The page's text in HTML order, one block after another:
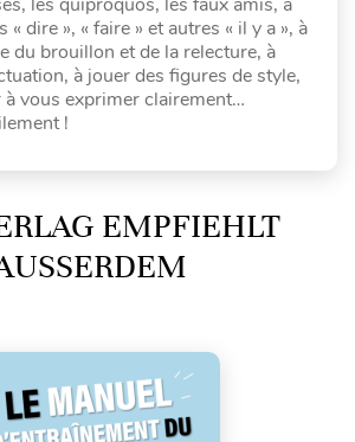
« dire », « faire » et autres « il y a », à
du brouillon et de la relecture, à
à jouer des figures de style,
à vous exprimer clairement…
!
EMPFIEHLT